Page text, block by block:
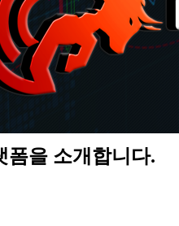
폼을 소개합니다.